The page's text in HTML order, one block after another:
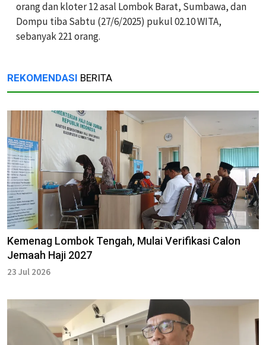
orang dan kloter 12 asal Lombok Barat, Sumbawa, dan
Dompu tiba Sabtu (27/6/2025) pukul 02.10 WITA,
sebanyak 221 orang.
REKOMENDASI BERITA
Kemenag Lombok Tengah, Mulai Verifikasi Calon
Jemaah Haji 2027
23 Jul 2026